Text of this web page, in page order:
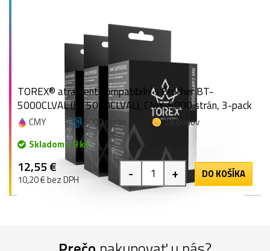
TOREX® atrament kompatibilní s Brother BT-
5000CLVAL (BT5000CLVAL), CMY, 5000 strán, 3-pack
CMY 5000 strán
18 bodov
Skladom > 9 ks
12,55 €
10,20 € bez DPH - + DO KOŠÍKA